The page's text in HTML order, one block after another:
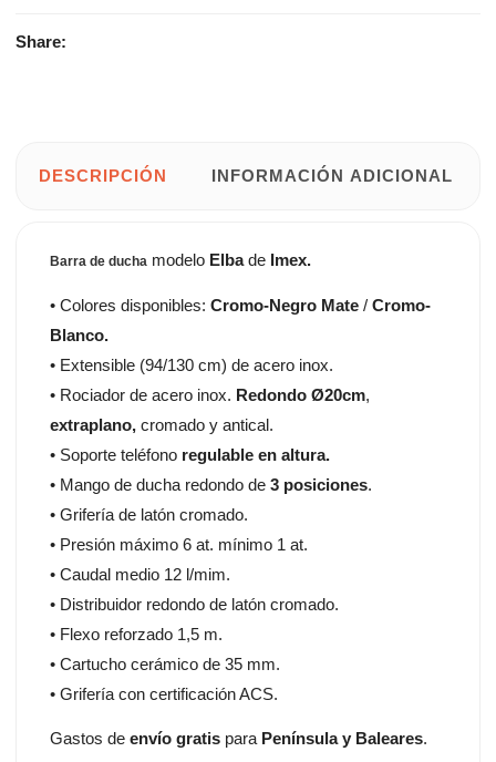
Share:
DESCRIPCIÓN INFORMACIÓN ADICIONAL
Barra de ducha modelo Elbade Imex.
• Colores disponibles:Cromo-Negro Mate /Cromo-
Blanco.
• Extensible (94/130 cm) de acero inox.
• Rociador de acero inox. Redondo Ø20cm,
extraplano, cromado y antical.
• Soporte teléfono regulable en altura.
• Mango de ducha redondo de 3 posiciones.
• Grifería de latón cromado.
• Presión máximo 6 at. mínimo 1 at.
• Caudal medio 12 l/mim.
• Distribuidor redondo de latón cromado.
• Flexo reforzado 1,5 m.
• Cartucho cerámico de 35 mm.
• Grifería con certificación ACS.
Gastos deenvío gratis para Península y Baleares.